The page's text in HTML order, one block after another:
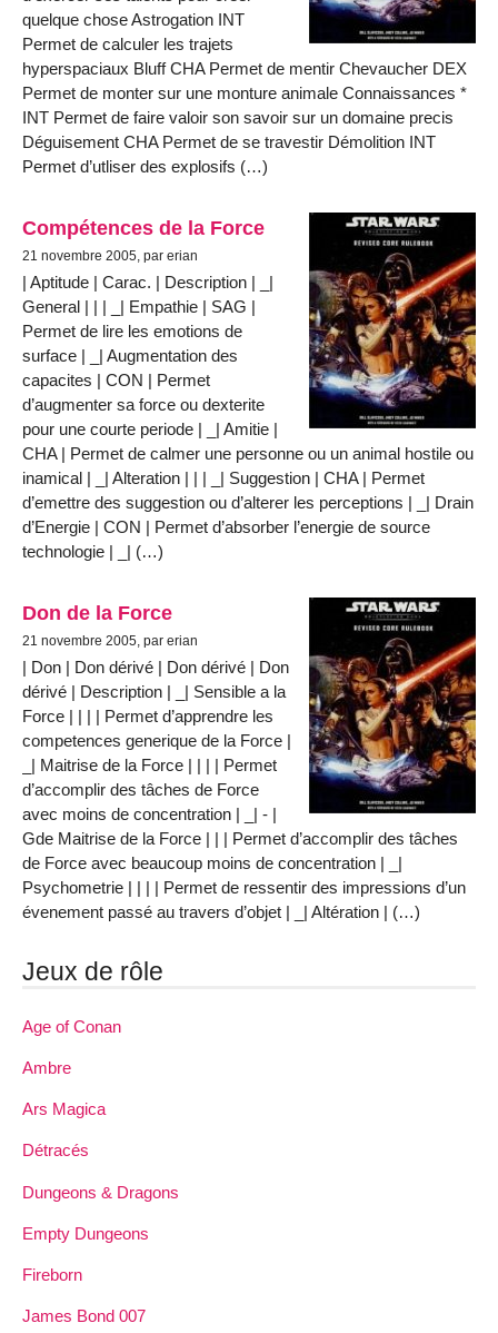
quelque chose Astrogation INT
Permet de calculer les trajets
hyperspaciaux Bluff CHA Permet de mentir Chevaucher DEX
Permet de monter sur une monture animale Connaissances *
INT Permet de faire valoir son savoir sur un domaine precis
Déguisement CHA Permet de se travestir Démolition INT
Permet d’utliser des explosifs (…)
Compétences de la Force
21 novembre 2005, par erian
| Aptitude | Carac. | Description | _|
General | | | _| Empathie | SAG |
Permet de lire les emotions de
surface | _| Augmentation des
capacites | CON | Permet
d’augmenter sa force ou dexterite
pour une courte periode | _| Amitie |
CHA | Permet de calmer une personne ou un animal hostile ou
inamical | _| Alteration | | | _| Suggestion | CHA | Permet
d’emettre des suggestion ou d’alterer les perceptions | _| Drain
d’Energie | CON | Permet d’absorber l’energie de source
technologie | _| (…)
Don de la Force
21 novembre 2005, par erian
| Don | Don dérivé | Don dérivé | Don
dérivé | Description | _| Sensible a la
Force | | | | Permet d’apprendre les
competences generique de la Force |
_| Maitrise de la Force | | | | Permet
d’accomplir des tâches de Force
avec moins de concentration | _| - |
Gde Maitrise de la Force | | | Permet d’accomplir des tâches
de Force avec beaucoup moins de concentration | _|
Psychometrie | | | | Permet de ressentir des impressions d’un
évenement passé au travers d’objet | _| Altération | (…)
Jeux de rôle
Age of Conan
Ambre
Ars Magica
Détracés
Dungeons & Dragons
Empty Dungeons
Fireborn
James Bond 007